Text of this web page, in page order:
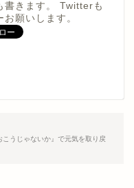
書きます。 Twitterも
願いします。
うじゃないか』で元気を取り戻